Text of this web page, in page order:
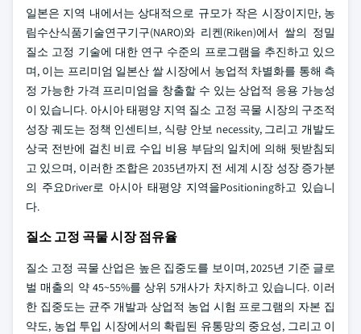
일본은 지역 내에서는 상대적으로 규모가 작은 시장이지만, 농
림수산식품기술연구기구(NARO)와 리켄(Riken)에서 쌀의 정밀
질소 고정 기술에 대한 연구 수준의 프로그램을 추진하고 있으
며, 이는 프리미엄 일본산 쌀 시장에서 농업적 차별화를 통해 측
정 가능한 가격 프리미엄을 창출할 수 있는 상업적 응용 가능성
이 있습니다. 아시아 태평양 지역 질소 고정 곡물 시장의 구조적
성장 궤도는 정책 인센티브, 식량 안보 necessity, 그리고 개발도
상국 전반에 걸친 비료 수입 비용 부담의 일치에 의해 뒷받침되
고 있으며, 이러한 조합은 2035년까지 전 세계 시장 성장 증가분
의 주요Driver로 아시아 태평양 지역을Positioning하고 있습니
다.
질소 고정 곡물 시장 점유율
질소 고정 곡물 산업은 높은 집중도를 보이며, 2025년 기준 글로
벌 매출의 약 45~55%를 상위 5개사가 차지하고 있습니다. 이러
한 집중도는 균주 개발과 상업적 농업 시험 프로그램의 자본 집
약도, 농업 투입 시장에서의 확립된 유통망의 중요성, 그리고 이